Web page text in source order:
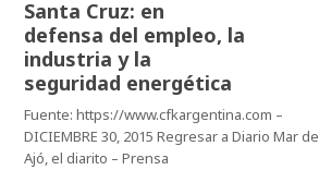
Santa Cruz: en
defensa del empleo, la
industria y la
seguridad energética
Fuente: https://www.cfkargentina.com –
DICIEMBRE 30, 2015 Regresar a Diario Mar de
Ajó, el diarito – Prensa